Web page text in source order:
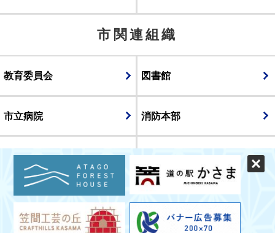
市関連組織
教育委員会 図書館
市立病院 消防本部
議会
表示 スマートフォン版 パソコン版
© CITY OF KASAMA.